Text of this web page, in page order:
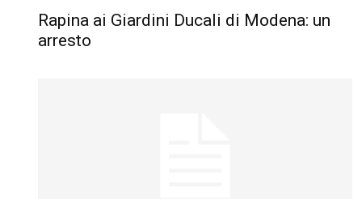
Rapina ai Giardini Ducali di Modena: un
arresto